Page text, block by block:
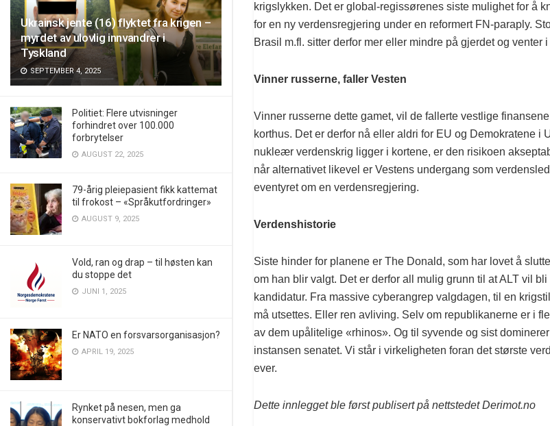
Ukrainsk jente (16) flyktet fra krigen –
myrdet av ulovlig innvandrer i
Tyskland
SEPTEMBER 4, 2025
Politiet: Flere utvisninger
forhindret over 100.000
forbrytelser
AUGUST 22, 2025
79-årig pleiepasient fikk kattemat
til frokost – «Språkutfordringer»
AUGUST 9, 2025
Vold, ran og drap – til høsten kan
du stoppe det
JUNI 1, 2025
Er NATO en forsvarsorganisasjon?
APRIL 19, 2025
Rynket på nesen, men ga
konservativt bokforlag medhold
krigslykken. Det er global-regissørenes siste mulighet for å
for en ny verdensregjering under en reformert FN-paraply.
Brasil m.fl. sitter derfor mer eller mindre på gjerdet og venter
Vinner russerne, faller Vesten
Vinner russerne dette gamet, vil de fallerte vestlige
korthus. Det er derfor nå eller aldri for EU og Demokratene i
nukleær verdenskrig ligger i kortene, er den risikoen
når alternativet likevel er Vestens undergang som
eventyret om en verdensregjering.
Verdenshistorie
Siste hinder for planene er The Donald, som har lovet å
om han blir valgt. Det er derfor all mulig grunn til at ALT vil
kandidatur. Fra massive cyberangrep valgdagen, til en
må utsettes. Eller ren avliving. Selv om republikanerne er i
av dem upålitelige «rhinos». Og til syvende og sist
instansen senatet. Vi står i virkeligheten foran det største
ever.
Dette innlegget ble først publisert på nettstedet Derimot.no